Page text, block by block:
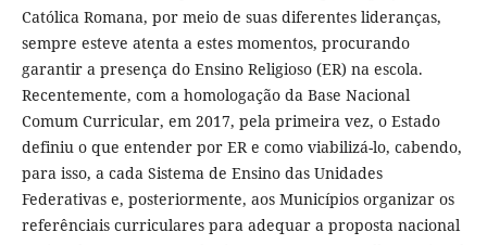
Católica Romana, por meio de suas diferentes lideranças,
sempre esteve atenta a estes momentos, procurando
garantir a presença do Ensino Religioso (ER) na escola.
Recentemente, com a homologação da Base Nacional
Comum Curricular, em 2017, pela primeira vez, o Estado
definiu o que entender por ER e como viabilizá-lo, cabendo,
para isso, a cada Sistema de Ensino das Unidades
Federativas e, posteriormente, aos Municípios organizar os
referênciais curriculares para adequar a proposta nacional